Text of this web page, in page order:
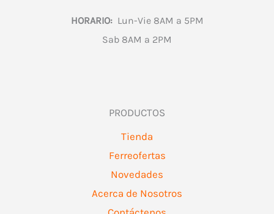
HORARIO:Lun-Vie 8AM a 5PM
Sab 8AM a 2PM
PRODUCTOS
Tienda
Ferreofertas
Novedades
Acerca de Nosotros